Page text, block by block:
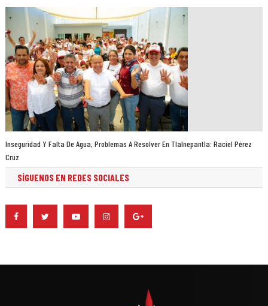
Inseguridad Y Falta De Agua, Problemas A Resolver En Tlalnepantla: Raciel Pérez
Cruz
SÍGUENOS EN REDES SOCIALES